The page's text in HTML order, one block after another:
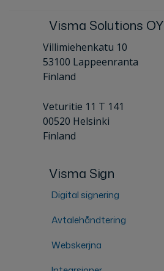
Visma Solutions OY
Villimiehenkatu 10
53100 Lappeenranta
Finland
Veturitie 11 T 141
00520 Helsinki
Finland
Visma Sign
Digital signering
Avtalehåndtering
Webskerjna